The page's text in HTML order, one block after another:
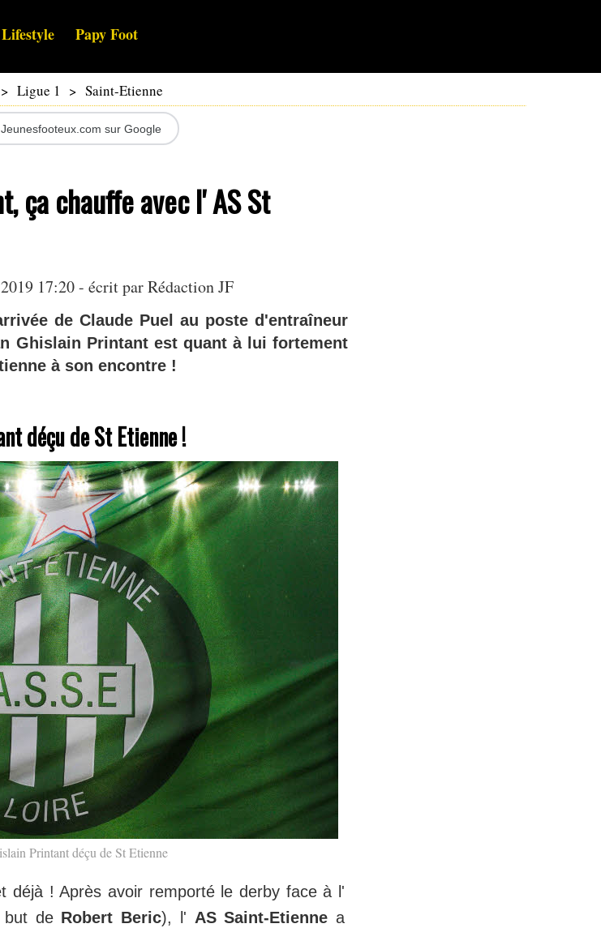
Papy Foot
> Ligue 1 > Saint-Etienne
sur Google
ça chauffe avec l' AS St
17:20 - écrit par Rédaction JF
de Claude Puel au poste d'entraîneur
Ghislain Printant est quant à lui fortement
à son encontre !
déçu de St Etienne !
Printant déçu de St Etienne
déjà ! Après avoir remporté le derby face à l'
de Robert Beric), l' AS Saint-Etienne a